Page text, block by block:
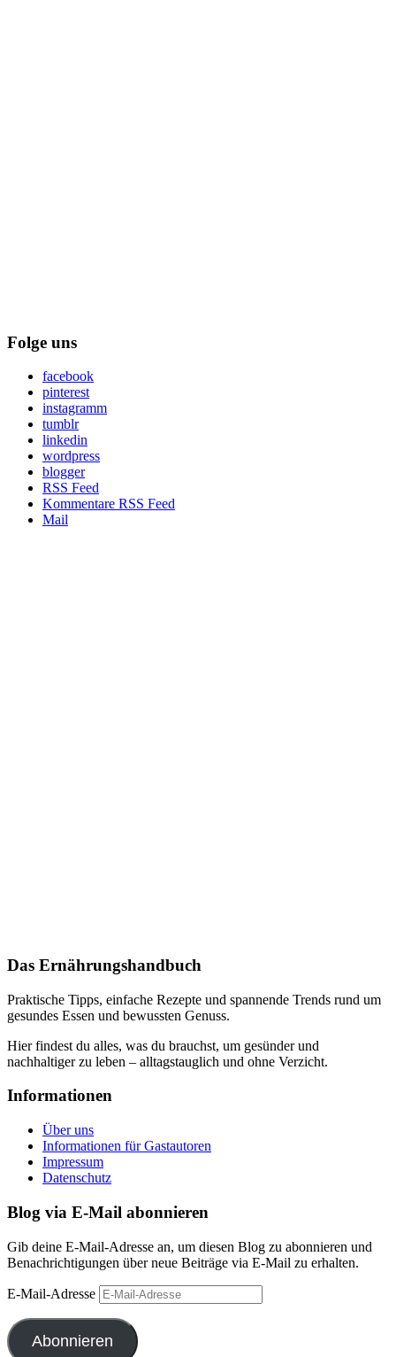
Folge uns
facebook
pinterest
instagramm
tumblr
linkedin
wordpress
blogger
RSS Feed
Kommentare RSS Feed
Mail
Das Ernährungshandbuch
Praktische Tipps, einfache Rezepte und spannende Trends rund um
gesundes Essen und bewussten Genuss.
Hier findest du alles, was du brauchst, um gesünder und
nachhaltiger zu leben – alltagstauglich und ohne Verzicht.
Informationen
Über uns
Informationen für Gastautoren
Impressum
Datenschutz
Blog via E-Mail abonnieren
Gib deine E-Mail-Adresse an, um diesen Blog zu abonnieren und
Benachrichtigungen über neue Beiträge via E-Mail zu erhalten.
E-Mail-Adresse
Abonnieren